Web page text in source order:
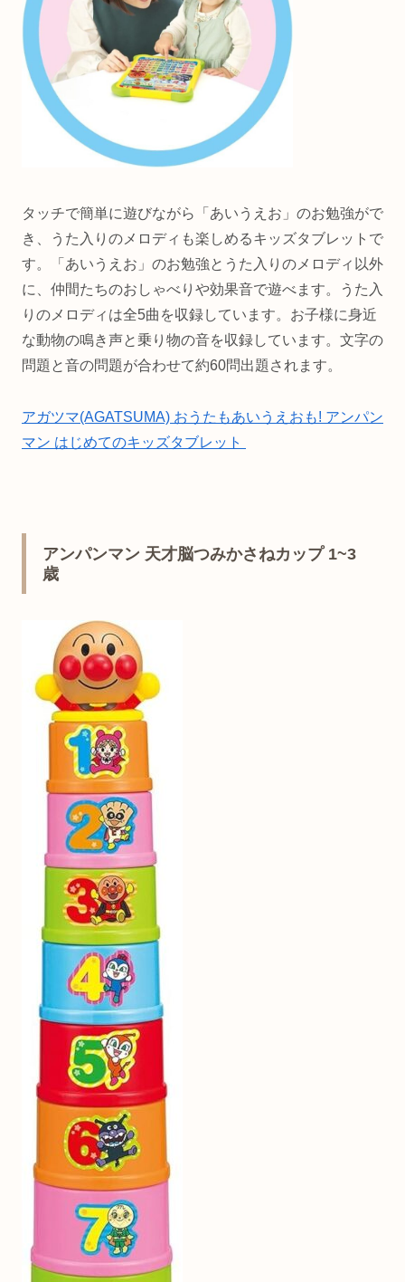
タッチで簡単に遊びながら「あいうえお」のお勉強がで
き、うた入りのメロディも楽しめるキッズタブレットで
す。
「あいうえお」のお勉強とうた入りのメロディ以外
に、仲間たちのおしゃべりや効果音で遊べます。
うた入
りのメロディは全5曲を収録しています。 お子様に身近
な動物の鳴き声と乗り物の音を収録しています。 文字の
問題と音の問題が合わせて約60問出題されます。
アガツマ(AGATSUMA) おうたもあいうえおも! アンパン
マン はじめてのキッズタブレット
アンパンマン 天才脳つみかさねカップ 1~3
歳